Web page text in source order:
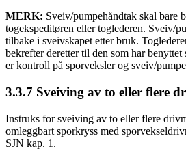
MERK: Sveiv/pumpehåndtak skal bare
togekspeditøren eller toglederen. Sveiv/
tilbake i sveivskapet etter bruk.
bekrefter deretter til den som har
er kontroll på sporveksler og sveiv/
3.3.7 Sveiving av to eller flere
Instruks for sveiving av to eller flere
omleggbart sporkryss med
SJN kap. 1.